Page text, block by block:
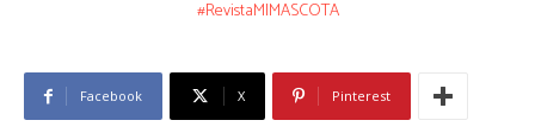
#RevistaMIMASCOTA
Facebook X Pinterest